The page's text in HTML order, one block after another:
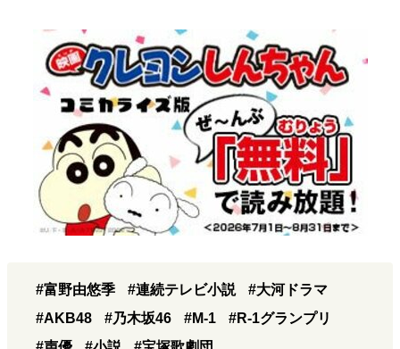
#富野由悠季 #連続テレビ小説
#大河ドラマ
#AKB48
#乃木坂46 #M-1
#R-1グランプリ